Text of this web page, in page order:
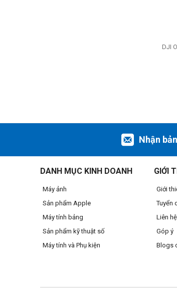
DJI
Nhận
DANH MỤC KINH DOANH
Máy ảnh
Sản phẩm Apple
Máy tính bảng
Sản phẩm kỹ thuật số
Máy tính và Phụ kiện
GIỚI
Giới
Tuyển
Liên
Góp ý
Blogs